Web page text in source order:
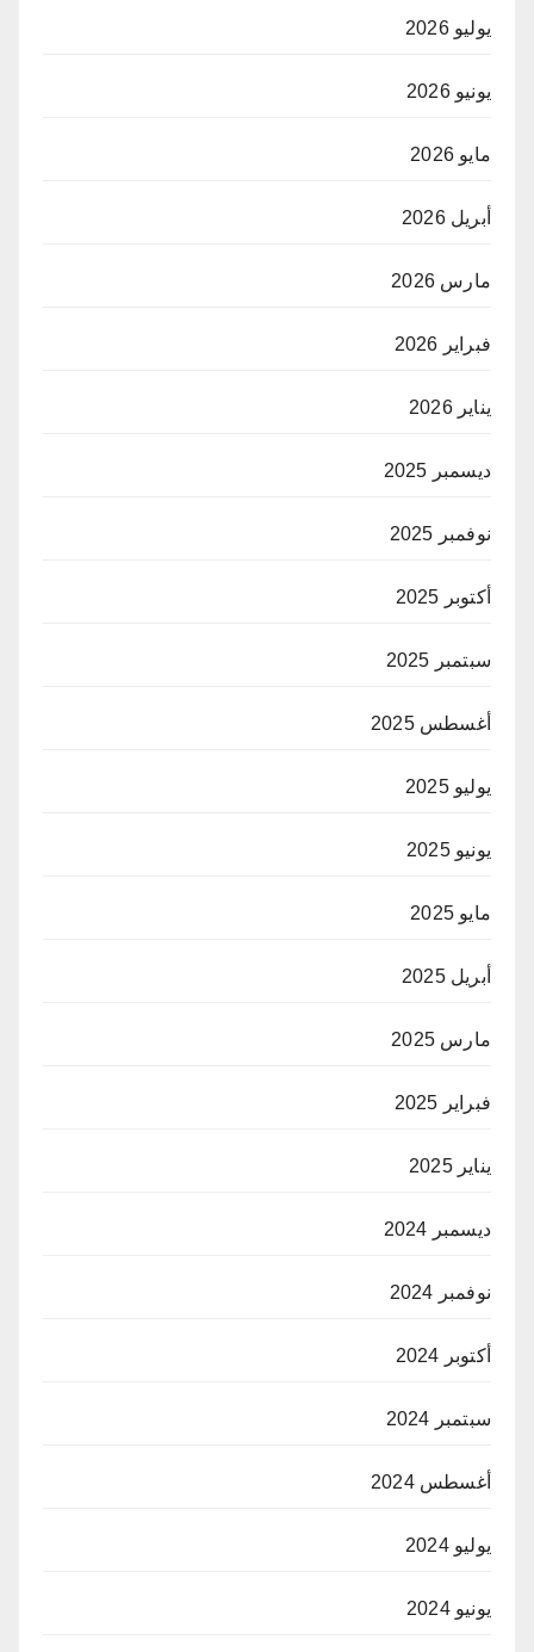
يوليو 2026
يونيو 2026
مايو 2026
أبريل 2026
مارس 2026
فبراير 2026
يناير 2026
ديسمبر 2025
نوفمبر 2025
أكتوبر 2025
سبتمبر 2025
أغسطس 2025
يوليو 2025
يونيو 2025
مايو 2025
أبريل 2025
مارس 2025
فبراير 2025
يناير 2025
ديسمبر 2024
نوفمبر 2024
أكتوبر 2024
سبتمبر 2024
أغسطس 2024
يوليو 2024
يونيو 2024